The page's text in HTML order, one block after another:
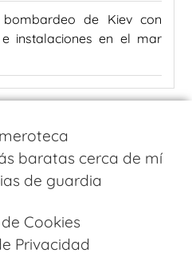
de Kiev con
instalaciones en el mar
baratas cerca de mí
de guardia
Cookies
Privacidad